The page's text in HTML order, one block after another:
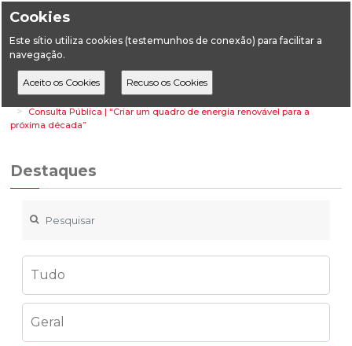
Cookies
Este sítio utiliza cookies (testemunhos de conexão) para facilitar a
navegação.
HomeDestaques
Energia
Consulta Pública | “Criar um quadro de energia renovável para a
próxima década”
Destaques
Tudo
Geral